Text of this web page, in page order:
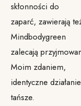
skłonności do
zaparć, zawierają
Mindbodygreen
zalecają
Moim zdaniem,
identyczne
tańsze.